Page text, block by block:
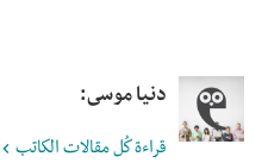
دنيا موسى:
قراءة كُل مقالات الكاتب